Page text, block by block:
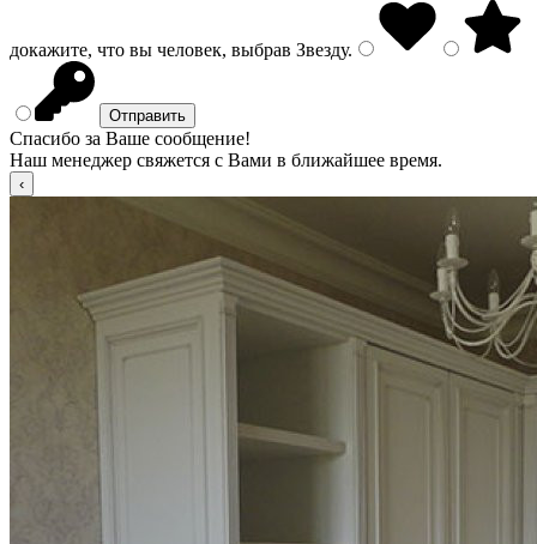
докажите, что вы человек, выбрав Звезду.
Спасибо за Ваше сообщение!
Наш менеджер свяжется с Вами в ближайшее время.